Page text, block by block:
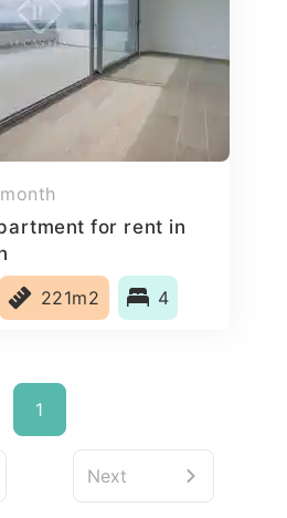
for rent in
221m2 4
1
Next